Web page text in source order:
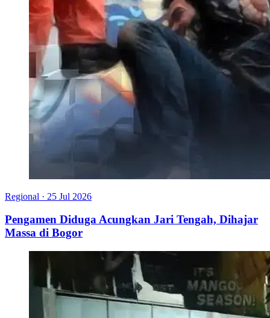
Regional · 25 Jul 2026
Pengamen Diduga Acungkan Jari Tengah, Dihajar
Massa di Bogor